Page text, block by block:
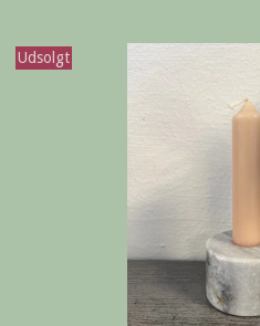
Udsolgt